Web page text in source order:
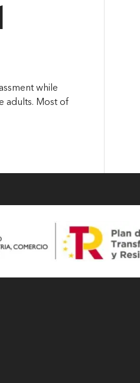
while
adults. Most of